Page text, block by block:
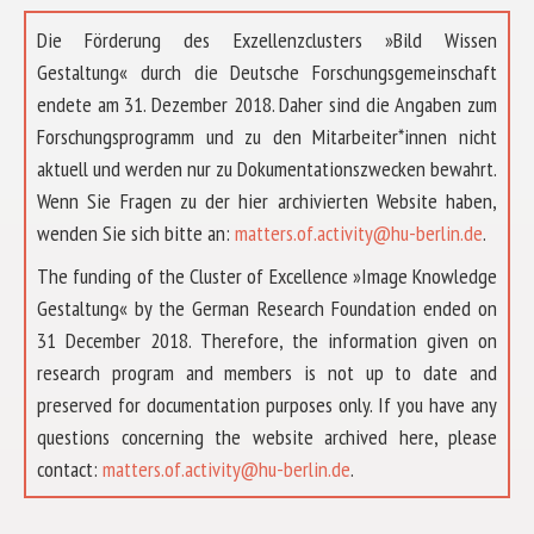
Die Förderung des Exzellenzclusters »Bild Wissen
Gestaltung« durch die Deutsche Forschungsgemeinschaft
endete am 31. Dezember 2018. Daher sind die Angaben zum
Forschungsprogramm und zu den Mitarbeiter*innen nicht
aktuell und werden nur zu Dokumentationszwecken bewahrt.
Wenn Sie Fragen zu der hier archivierten Website haben,
wenden Sie sich bitte an: matters.of.activity@hu-berlin.de.
The funding of the Cluster of Excellence »Image Knowledge
Gestaltung« by the German Research Foundation ended on
31 December 2018. Therefore, the information given on
research program and members is not up to date and
preserved for documentation purposes only. If you have any
questions concerning the website archived here, please
contact: matters.of.activity@hu-berlin.de.
ÜBER UNS